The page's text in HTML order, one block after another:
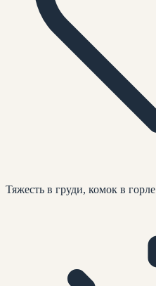
Тяжесть в груди, комок в горле